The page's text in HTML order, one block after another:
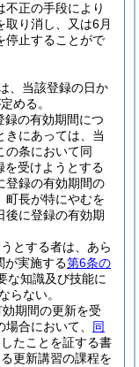
正の手段により
取り消し、又は6月
停止することがで
、当該登録の日か
める。
録の有効期間につ
きにあっては、当
の条において同
を受けようとする
登録の有効期間の
町長が特にやむを
後に登録の有効期
とする者は、あら
が実施する第6条の
な知識及び技能に
らない。
期間の更新を受
場合において、 同
たことを証する書
更新講習の課程を